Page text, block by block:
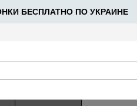
БЕСПЛАТНО ПО УКРАИНЕ